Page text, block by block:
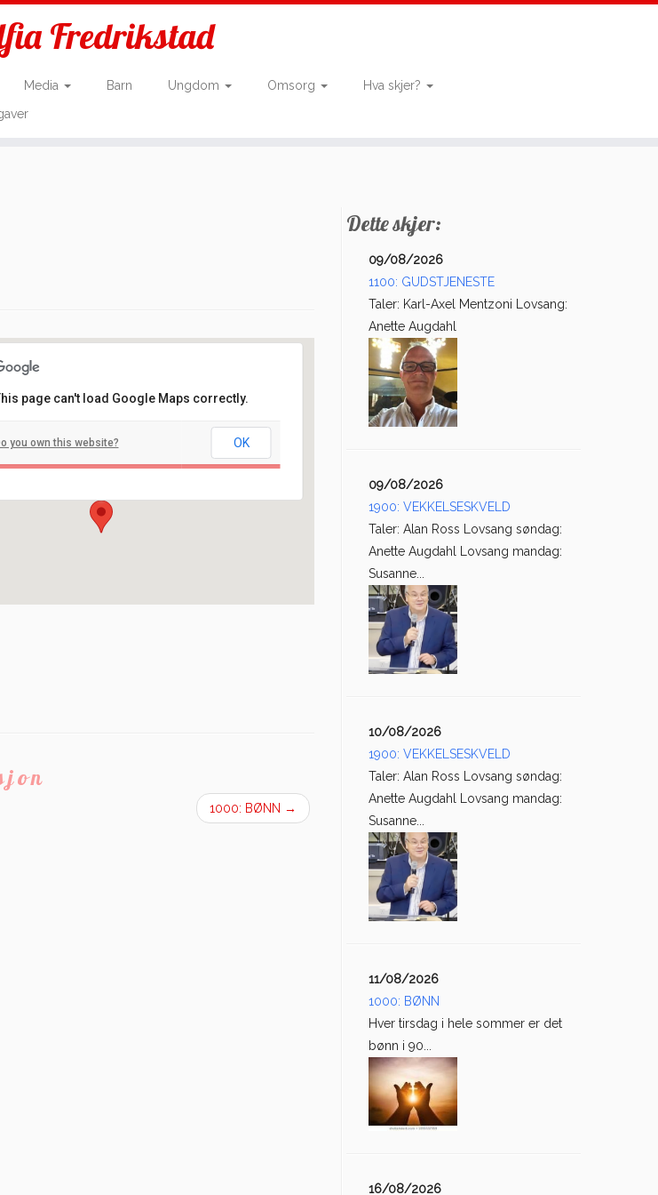
Fredrikstad
Media Barn Ungdom Omsorg
Hva skjer?
Arrangement
page can't load Google Maps correctly.
you own this website? OK
1000: BØNN →
Dette skjer:
09/08/2026
1100: GUDSTJENESTE
Taler: Karl-Axel Mentzoni Lovsang:
Anette Augdahl
09/08/2026
1900: VEKKELSESKVELD
Taler: Alan Ross Lovsang søndag:
Anette Augdahl Lovsang mandag:
Susanne...
10/08/2026
1900: VEKKELSESKVELD
Taler: Alan Ross Lovsang søndag:
Anette Augdahl Lovsang mandag:
Susanne...
11/08/2026
1000: BØNN
Hver tirsdag i hele sommer er det
bønn i 90...
16/08/2026